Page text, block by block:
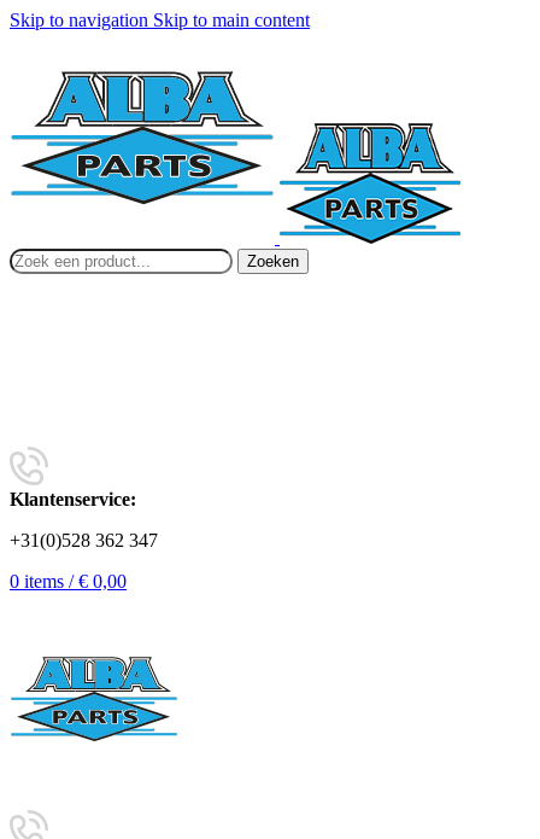
Skip to navigation Skip to main content
Zoeken
Klantenservice:
+31(0)528 362 347
0 items / € 0,00